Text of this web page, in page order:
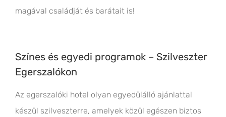
magával családját és barátait is!
Színes és egyedi programok – Szilveszter
Egerszalókon
Az egerszalóki hotel olyan egyedülálló ajánlattal
készül szilveszterre, amelyek közül egészen biztos